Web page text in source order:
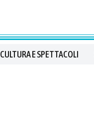
CULTURA E SPETTACOLI